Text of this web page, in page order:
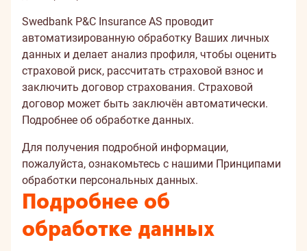
Swedbank P&C Insurance AS проводит
автоматизированную обработку Ваших личных
данных и делает анализ профиля, чтобы оценить
страховой риск, рассчитать страховой взнос и
заключить договор страхования. Страховой
договор может быть заключён автоматически.
Подробнее об обработке данных.
Для получения подробной информации,
пожалуйста, ознакомьтесь с нашими Принципами
обработки персональных данных.
Подробнее об
обработке данных